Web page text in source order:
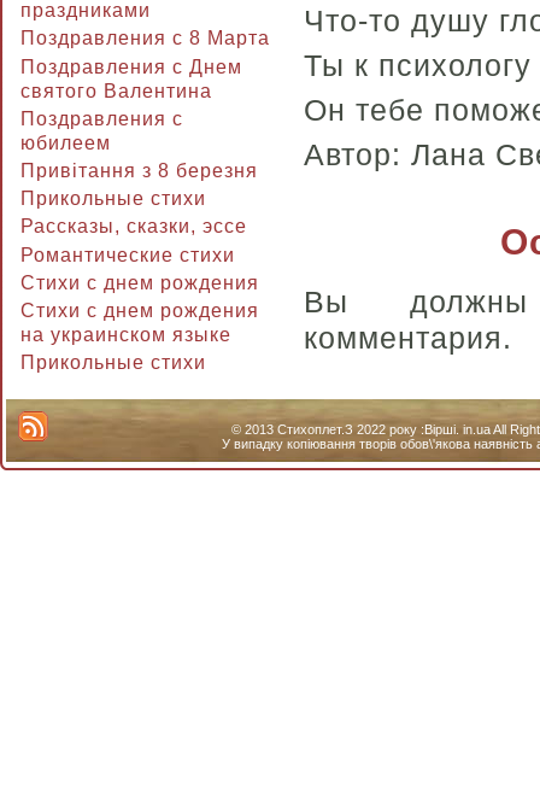
праздниками
Поздравления с 8 Марта
Поздравления с Днем
святого Валентина
Поздравления с
юбилеем
Привітання з 8 березня
Прикольные стихи
Рассказы, сказки, эссе
Романтические стихи
Стихи с днем рождения
Стихи с днем рождения
на украинском языке
Прикольные стихи
Что-то душу
Ты к
Он тебе
Автор: Лана
Вы
комментария.
© 2013 Стихоплет.З 2022 року :Вірші. in.ua All
У випадку копіювання творів обов\'якова наявність